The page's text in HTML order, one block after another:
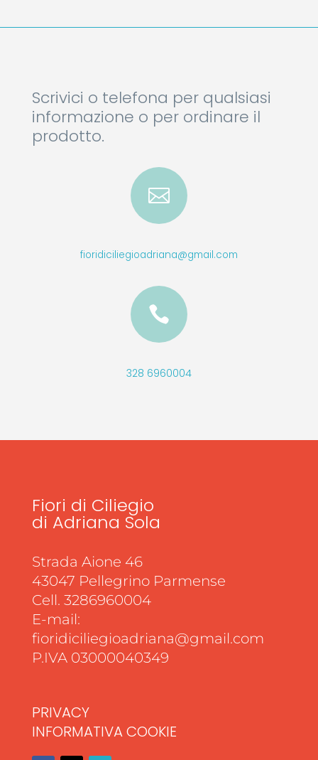
Scrivici o telefona per qualsiasi
informazione o per ordinare il
prodotto.

fioridiciliegioadriana@gmail.com

328 6960004
Fiori di Ciliegio
di Adriana Sola
Strada Aione 46
43047 Pellegrino Parmense
Cell. 3286960004
E-mail:
fioridiciliegioadriana@gmail.com
P.IVA 03000040349
PRIVACY
INFORMATIVA COOKIE